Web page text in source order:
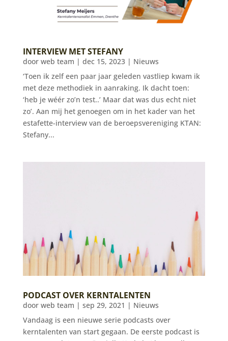
INTERVIEW MET STEFANY
door web team | dec 15, 2023| Nieuws
‘Toen ik zelf een paar jaar geleden vastliep kwam ik
met deze methodiek in aanraking. Ik dacht toen:
‘heb je wéér zo’n test..’ Maar dat was dus echt niet
zo’. Aan mij het genoegen om in het kader van het
estafette-interview van de beroepsvereniging KTAN:
Stefany...
PODCAST OVER KERNTALENTEN
door web team | sep 29, 2021 | Nieuws
Vandaag is een nieuwe serie podcasts over
kerntalenten van start gegaan. De eerste podcast is